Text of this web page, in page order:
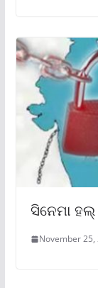
ସିନେମା
November 25,